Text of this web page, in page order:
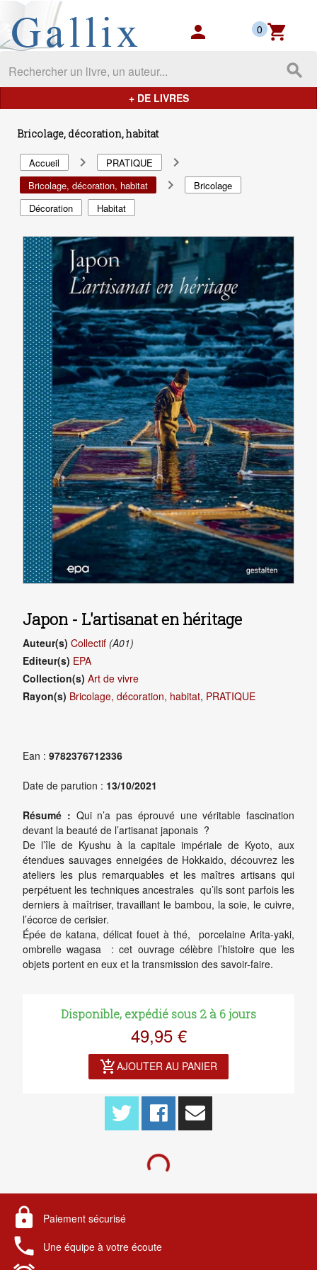
Gallix - les mondes du livres
person shopping_cart
0
search
+ DE LIVRES
Bricolage, décoration, habitat
Accueil navigate_next PRATIQUE navigate_next
Bricolage, décoration, habitat navigate_next
Bricolage
Décoration
Habitat
Japon - L'artisanat en héritage
Auteur(s) Collectif (A01)
Editeur(s) EPA
Collection(s) Art de vivre
Rayon(s) Bricolage, décoration, habitat, PRATIQUE
Ean : 9782376712336
Date de parution : 13/10/2021
Résumé : Qui n’a pas éprouvé une véritable fascination
devant la beauté de l’artisanat japonais ?
De l’île de Kyushu à la capitale impériale de Kyoto, aux
étendues sauvages enneigées de Hokkaido, découvrez les
ateliers les plus remarquables et les maîtres artisans qui
perpétuent les techniques ancestrales qu’ils sont parfois les
derniers à maîtriser, travaillant le bambou, la soie, le cuivre,
l’écorce de cerisier.
Épée de katana, délicat fouet à thé, porcelaine Arita-yaki,
ombrelle wagasa : cet ouvrage célèbre l’histoire que les
objets portent en eux et la transmission des savoir-faire.
Disponible, expédié sous 2 à 6 jours
49,95 €
add_shopping_cartAJOUTER AU PANIER
lock Paiement sécurisé
local_phone Une équipe à votre écoute